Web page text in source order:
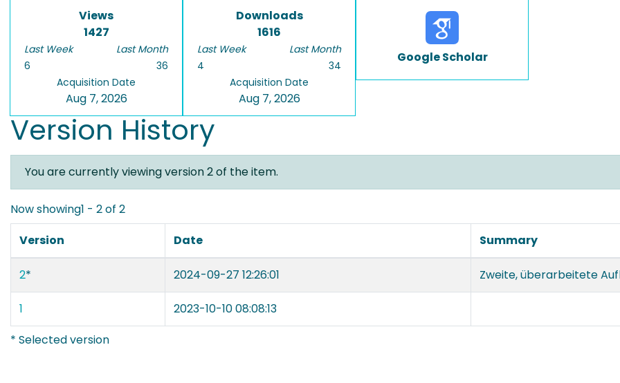
Views
1427
Last Week
6
Last Month
36
Acquisition Date
Aug 7, 2026
Downloads
1616
Last Week
4
Last Month
34
Acquisition Date
Aug 7, 2026
Google Scholar
Version History
You are currently viewing version 2 of the item.
Now showing1 - 2 of 2
Version
Date Summary
2* 2024-09-27 12:26:01 Zweite, überarbeitete
1
2023-10-10 08:08:13
* Selected version